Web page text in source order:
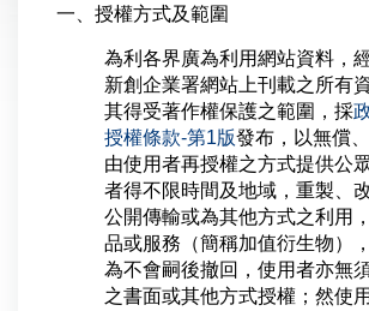
一、授權方式及範圍
為利各界廣為利用網站資料，
新創企業署網站上刊載之所有
其得受著作權保護之範圍，採
授權條款-第1版發布，以無償
由使用者再授權之方式提供公
者得不限時間及地域，重製、
公開傳輸或為其他方式之利用
品或服務（簡稱加值衍生物）
為不會嗣後撤回，使用者亦無
之書面或其他方式授權；然使